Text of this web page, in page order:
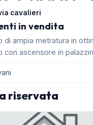
cavalieri
in vendita
di ampia metratura in
con ascensore in
, adatto affitto
riservata